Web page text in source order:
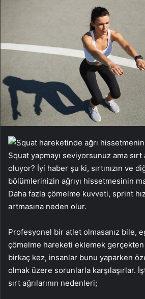
Squat yapmayı seviyorsunuz ama sırt
oluyor? İyi haber şu ki, sırtınızın ve
bölümlerinizin ağrıyı hissetmesinin
Daha fazla çömelme kuvveti, sprint
artmasına neden olur.
Profesyonel bir atlet olmasanız bile,
çömelme hareketi eklemek gerçekten
birkaç kez, insanlar bunu yaparken
olmak üzere sorunlarla karşılaşırlar.
sırt ağrılarının nedenleri;